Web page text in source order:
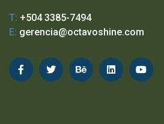
T: +504 3385-7494
E: gerencia@octavoshine.com